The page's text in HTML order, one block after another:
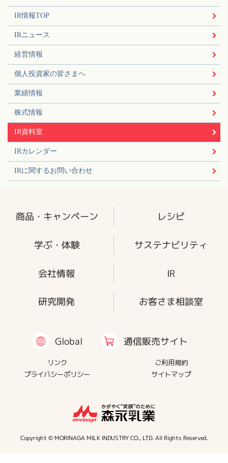
IR情報TOP
IRニュース
経営情報
個人投資家の皆さまへ
業績情報
株式情報
IR資料室
IRカレンダー
IRに関するお問い合わせ
商品・キャンペーン レシピ
学ぶ・体験 サステナビリティ
会社情報 IR
研究開発 お客さま相談室
Global 通信販売サイト
リンク
ご利用規約
プライバシーポリシー
サイトマップ
Copyright © MORINAGA MILK INDUSTRY CO., LTD. All Rights Reserved.